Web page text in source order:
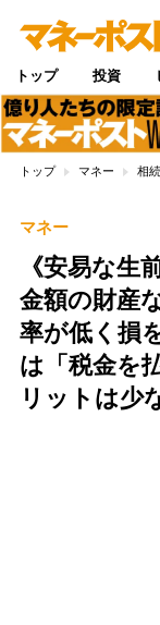
トップ 投資
トップ マネー 相
マネー
《安易な生
金額の財産
率が低く損
は「税金を
リットは少